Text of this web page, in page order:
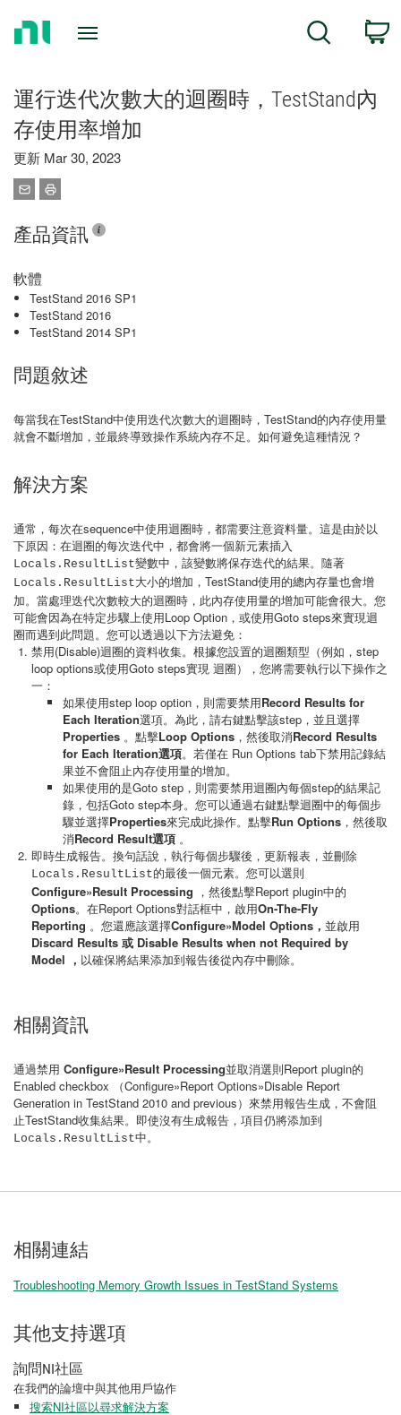
Search
運行迭代次數大的迴圈時，TestStand內
存使用率增加
更新 Mar 30, 2023
產品資訊
軟體
TestStand 2016 SP1
TestStand 2016
TestStand 2014 SP1
問題敘述
每當我在TestStand中使用迭代次數大的迴圈時，TestStand的內存使用量
就會不斷增加，並最終導致操作系統內存不足。如何避免這種情況？
解決方案
通常，每次在sequence中使用迴圈時，都需要注意資料量。這是由於以
下原因：在迴圈的每次迭代中，都會將一個新元素插入
Locals.ResultList變數中，該變數將保存迭代的結果。隨著
Locals.ResultList大小的增加，TestStand使用的總內存量也會增
加。當處理迭代次數較大的迴圈時，此內存使用量的增加可能會很大。您
可能會因為在特定步驟上使用Loop Option，或使用Goto steps來實現迴
圈而遇到此問題。您可以透過以下方法避免：
禁用(Disable)迴圈的資料收集。根據您設置的迴圈類型（例如，step
loop options或使用Goto steps實現 迴圈），您將需要執行以下操作之
一：
如果使用step loop option，則需要禁用Record Results for
Each Iteration選項。為此，請右鍵點擊該step，並且選擇
Properties 。點擊Loop Options ，然後取消Record Results
for Each Iteration選項。若僅在 Run Options tab下禁用記錄結
果並不會阻止內存使用量的增加。
如果使用的是Goto step，則需要禁用迴圈內每個step的結果記
錄，包括Goto step本身。您可以通過右鍵點擊迴圈中的每個步
驟並選擇Properties來完成此操作。點擊Run Options ，然後取
消Record Result選項 。
即時生成報告。換句話說，執行每個步驟後，更新報表，並刪除
Locals.ResultList的最後一個元素。 您可以選則
Configure»Result Processing ，然後點擊Report plugin中的
Options。在Report Options對話框中，啟用On-The-Fly
Reporting 。您還應該選擇Configure»Model Options， 並啟用
Discard Results 或 Disable Results when not Required by
Model ， 以確保將結果添加到報告後從內存中刪除。
相關資訊
通過禁用 Configure»Result Processing並取消選則Report plugin的
Enabled checkbox （Configure»Report Options»Disable Report
Generation in TestStand 2010 and previous）來禁用報告生成，不會阻
止TestStand收集結果。即使沒有生成報告，項目仍將添加到
Locals.ResultList中。
相關連結
Troubleshooting Memory Growth Issues in TestStand Systems
其他支持選項
詢問NI社區
在我們的論壇中與其他用戶協作
搜索NI社區以尋求解決方案